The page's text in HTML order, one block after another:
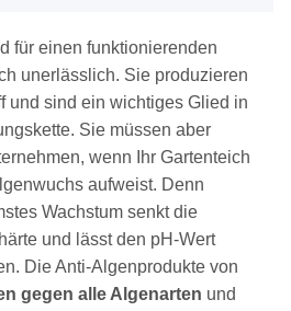
für einen funktionierenden
unerlässlich. Sie produzieren
und sind ein wichtiges Glied in
Sie müssen aber
wenn Ihr Gartenteich
aufweist. Denn
Wachstum senkt die
und lässt den pH-Wert
Die Anti-Algenprodukte von
gegen alle Algenarten und